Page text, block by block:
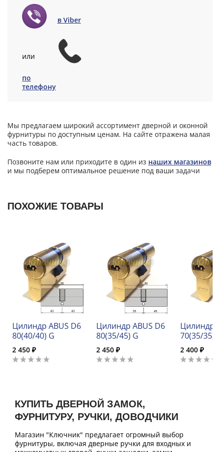
в Viber
или
по
телефону
Мы предлагаем широкий ассортимент дверной и оконной
фурнитуры по доступным ценам. На сайте отражена малая
часть товаров.
Позвоните нам или приходите в один из наших магазинов
и мы подберем оптимальное решение под ваши задачи
ПОХОЖИЕ ТОВАРЫ
Цилиндр ABUS D6
80(40/40) G
2 450 ₽
Цилиндр ABUS D6
80(35/45) G
2 450 ₽
Цилиндр
70(35/35)
2 400 ₽
КУПИТЬ ДВЕРНОЙ ЗАМОК,
ФУРНИТУРУ, РУЧКИ, ДОВОДЧИКИ
Магазин "Ключник" предлагает огромный выбор
фурнитуры, включая дверные ручки для входных и